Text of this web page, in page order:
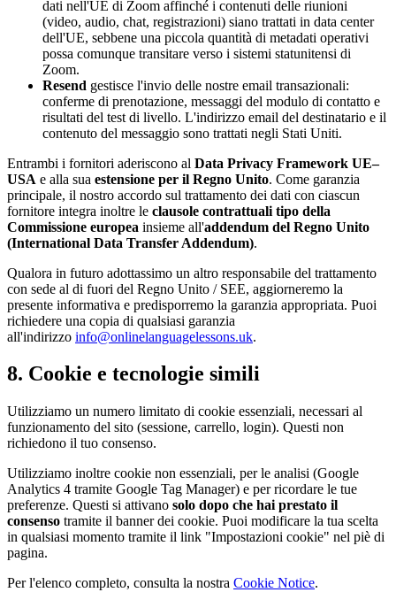
dati nell'UE di Zoom affinché i contenuti delle riunioni
(video, audio, chat, registrazioni) siano trattati in data center
dell'UE, sebbene una piccola quantità di metadati operativi
possa comunque transitare verso i sistemi statunitensi di
Zoom.
Resend gestisce l'invio delle nostre email transazionali:
conferme di prenotazione, messaggi del modulo di contatto e
risultati del test di livello. L'indirizzo email del destinatario e il
contenuto del messaggio sono trattati negli Stati Uniti.
Entrambi i fornitori aderiscono al Data Privacy Framework UE–
USA e alla sua estensione per il Regno Unito. Come garanzia
principale, il nostro accordo sul trattamento dei dati con ciascun
fornitore integra inoltre le clausole contrattuali tipo della
Commissione europea insieme all'addendum del Regno Unito
(International Data Transfer Addendum).
Qualora in futuro adottassimo un altro responsabile del trattamento
con sede al di fuori del Regno Unito / SEE, aggiorneremo la
presente informativa e predisporremo la garanzia appropriata. Puoi
richiedere una copia di qualsiasi garanzia
all'indirizzo info@onlinelanguagelessons.uk.
8. Cookie e tecnologie simili
Utilizziamo un numero limitato di cookie essenziali, necessari al
funzionamento del sito (sessione, carrello, login). Questi non
richiedono il tuo consenso.
Utilizziamo inoltre cookie non essenziali, per le analisi (Google
Analytics 4 tramite Google Tag Manager) e per ricordare le tue
preferenze. Questi si attivano solo dopo che hai prestato il
consenso tramite il banner dei cookie. Puoi modificare la tua scelta
in qualsiasi momento tramite il link "Impostazioni cookie" nel piè di
pagina.
Per l'elenco completo, consulta la nostra Cookie Notice.